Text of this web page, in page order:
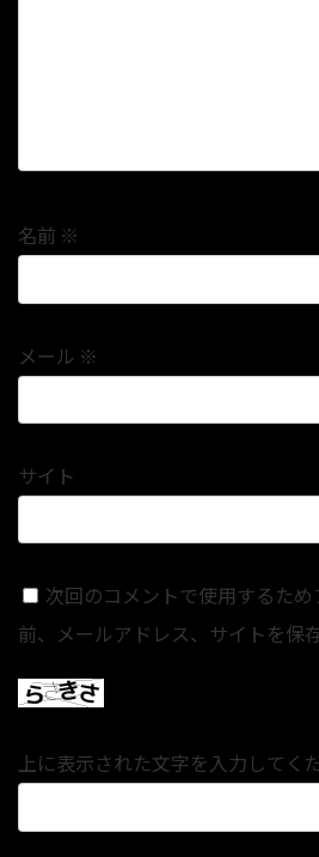
名前 ※
メール ※
サイト
次回のコメントで使用するた
前、メールアドレス、サイトを保
上に表示された文字を入力してく